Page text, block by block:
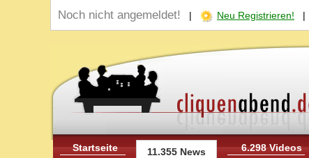
Noch nicht angemeldet! | Neu Registrieren! |
Startseite 11.355 News 6.298 Videos